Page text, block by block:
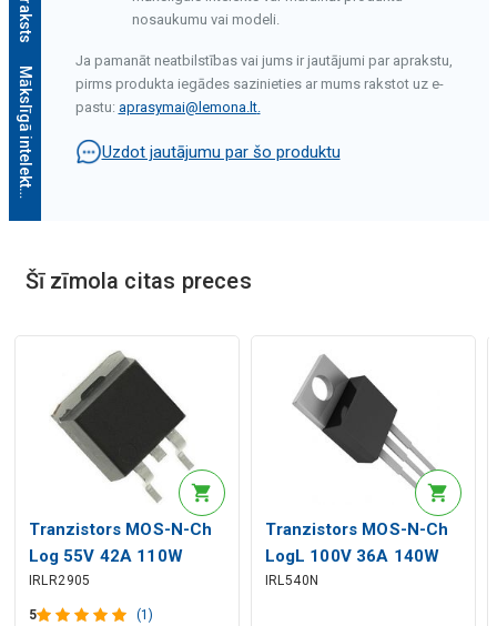
M
ā
k
s
l
ī
g
ā
i
n
t
e
l
e
k
t
a
a
p
r
a
k
s
t
s
Mākslīgā intelekta apraksts
nosaukumu vai modeli.
Ja pamanāt neatbilstības vai jums ir jautājumi par aprakstu,
pirms produkta iegādes sazinieties ar mums rakstot uz e-
pastu: aprasymai@lemona.lt.
Uzdot jautājumu par šo produktu
Šī zīmola citas preces
Tranzistors MOS-N-Ch
Log 55V 42A 110W
0.027R TO252AA(D-
Pak)
IRLR2905
5 (1)
Tranzistors MOS-N-Ch
LogL 100V 36A 140W
0.044R TO22
IRL540N